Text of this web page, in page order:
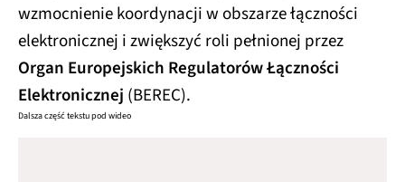
wzmocnienie koordynacji w obszarze łączności
elektronicznej i zwiększyć roli pełnionej przez
Organ Europejskich Regulatorów Łączności
Elektronicznej (BEREC).
Dalsza część tekstu pod wideo